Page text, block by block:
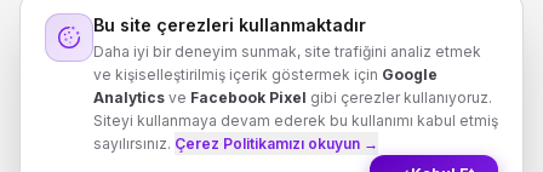
Çerez Politikası
Kişisel Verilerin Korunması
Bu site çerezleri kullanmaktadır
Daha iyi bir deneyim sunmak, site trafiğini analiz etmek
ve kişiselleştirilmiş içerik göstermek için Google
Analytics ve Facebook Pixel gibi çerezler kullanıyoruz.
Siteyi kullanmaya devam ederek bu kullanımı kabul etmiş
sayılırsınız. Çerez Politikamızı okuyun →